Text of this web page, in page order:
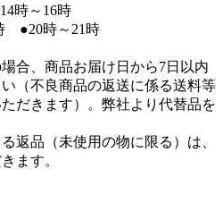
時～16時
●20時～21時
合、商品お届け日から7日以内
（不良商品の返送に係る送料等
だきます）。弊社より代替品を
返品（未使用の物に限る）は、
ます。